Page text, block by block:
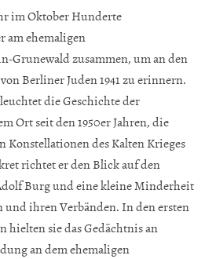
im Oktober Hunderte
ehemaligen
Grunewald zusammen, um an den
Berliner Juden 1941 zu erinnern.
die Geschichte der
Ort seit den 1950er Jahren, die
des Kalten Krieges
richtet er den Blick auf den
Burg und eine kleine Minderheit
und ihren Verbänden. In den ersten
hielten sie das Gedächtnis an
an dem ehemaligen